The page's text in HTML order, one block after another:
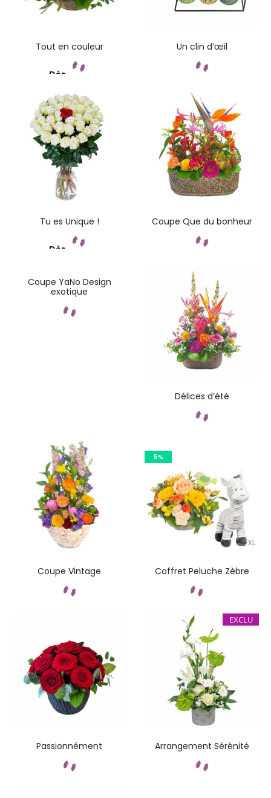
Tout en couleur
Dès
Commandez
Un clin d’œil
Commandez
Tu es Unique !
Dès
Coupe Que du bonheur
Commandez
Coupe YaNo Design
exotique
Délices d’été
Coupe Vintage
5%
Coffret Peluche Zèbre
Commandez
Passionnément
EXCLU
Arrangement Sérénité